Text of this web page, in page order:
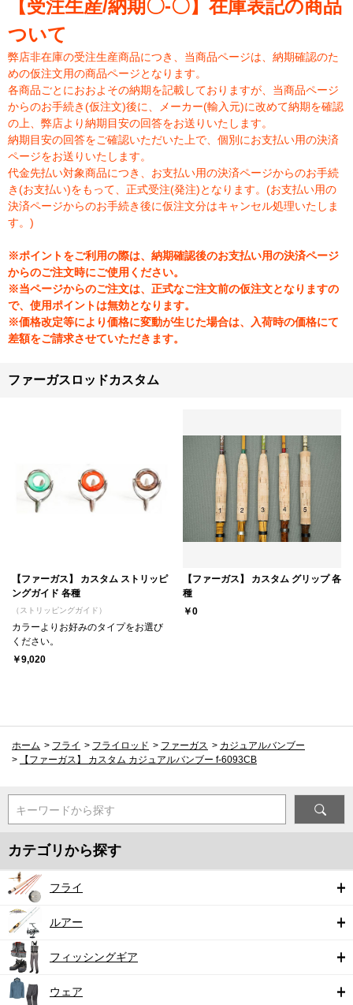
【受注生産/納期〇-〇】在庫表記の商品
ついて
弊店非在庫の受注生産商品につき、当商品ページは、納期確認のた
めの仮注文用の商品ページとなります。
各商品ごとにおおよその納期を記載しておりますが、当商品ページ
からのお手続き(仮注文)後に、メーカー(輸入元)に改めて納期を確認
の上、弊店より納期目安の回答をお送りいたします。
納期目安の回答をご確認いただいた上で、個別にお支払い用の決済
ページをお送りいたします。
代金先払い対象商品につき、お支払い用の決済ページからのお手続
き(お支払い)をもって、正式受注(発注)となります。(お支払い用の
決済ページからのお手続き後に仮注文分はキャンセル処理いたしま
す。)
※ポイントをご利用の際は、納期確認後のお支払い用の決済ページ
からのご注文時にご使用ください。
※当ページからのご注文は、正式なご注文前の仮注文となりますの
で、使用ポイントは無効となります。
※価格改定等により価格に変動が生じた場合は、入荷時の価格にて
差額をご請求させていただきます。
ファーガスロッドカスタム
【ファーガス】 カスタム ストリッピ
ングガイド 各種
（ストリッピングガイド）
カラーよりお好みのタイプをお選び
ください。
￥9,020
【ファーガス】 カスタム グリップ 各
種
￥0
ホーム > フライ > フライロッド > ファーガス > カジュアルバンブー
>
【ファーガス】 カスタム カジュアルバンブー f-6093CB
キーワードから探す
カテゴリから探す
フライ
ルアー
フィッシングギア
ウェア